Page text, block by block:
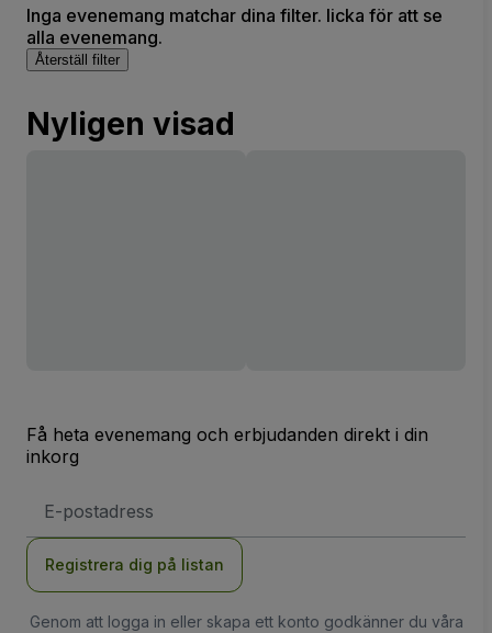
Inga evenemang matchar dina filter. licka för att se
alla evenemang.
Återställ filter
Nyligen visad
Få heta evenemang och erbjudanden direkt i din
inkorg
postadress
Registrera dig på listan
Genom att logga in eller skapa ett konto godkänner du våra